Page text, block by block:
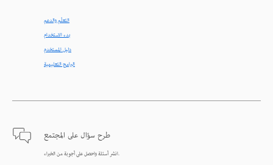
التعلّم والدعم
بدء الاستخدام
دليل المستخدم
البرامج التعليمية
طرح سؤال على المجتمع
انشر أسئلة واحصل على أجوبة من الخبراء.